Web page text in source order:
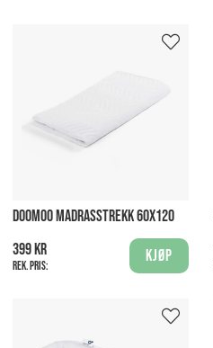
DOOMOO MADRASSTREKK 60X120
399 kr
Rek. pris:
Kjøp